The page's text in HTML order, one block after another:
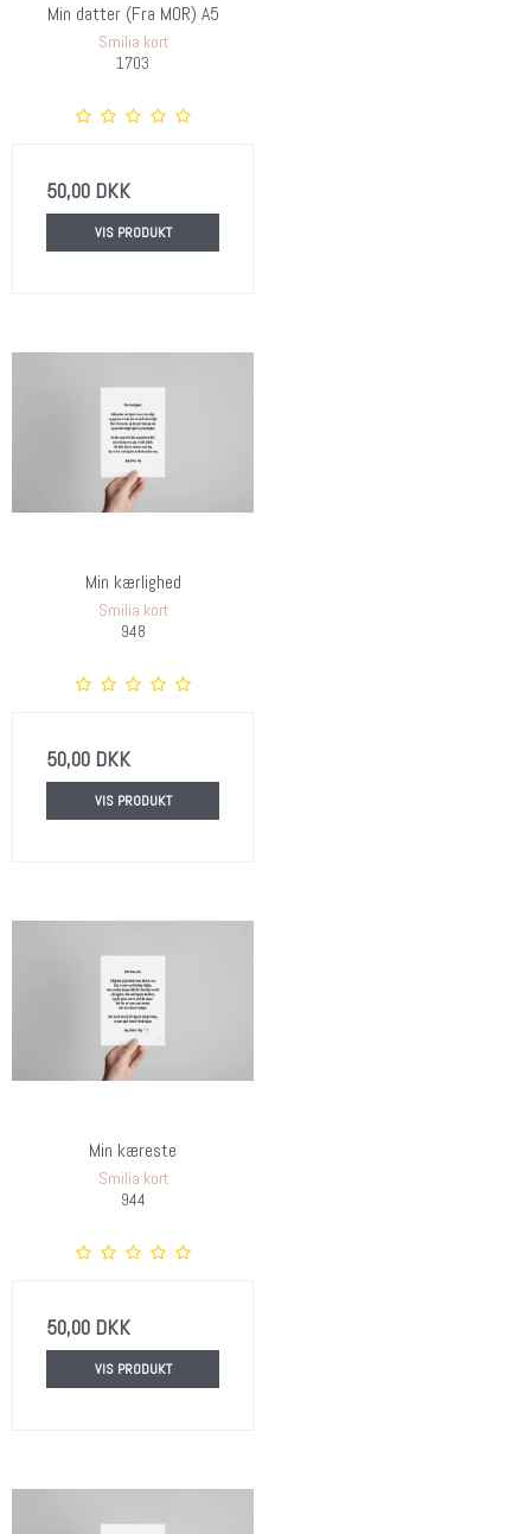
Min datter (Fra MOR) A5
Smilia kort
1703
50,00 DKK
VIS PRODUKT
Min kærlighed
Smilia kort
948
50,00 DKK
VIS PRODUKT
Min kæreste
Smilia kort
944
50,00 DKK
VIS PRODUKT